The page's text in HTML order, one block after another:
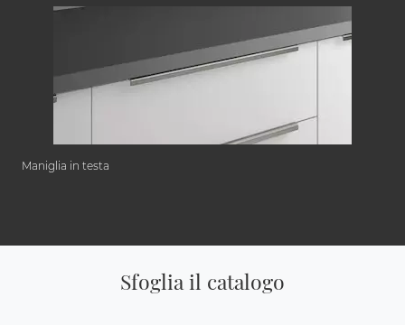
Maniglia in testa
Sfoglia il catalogo